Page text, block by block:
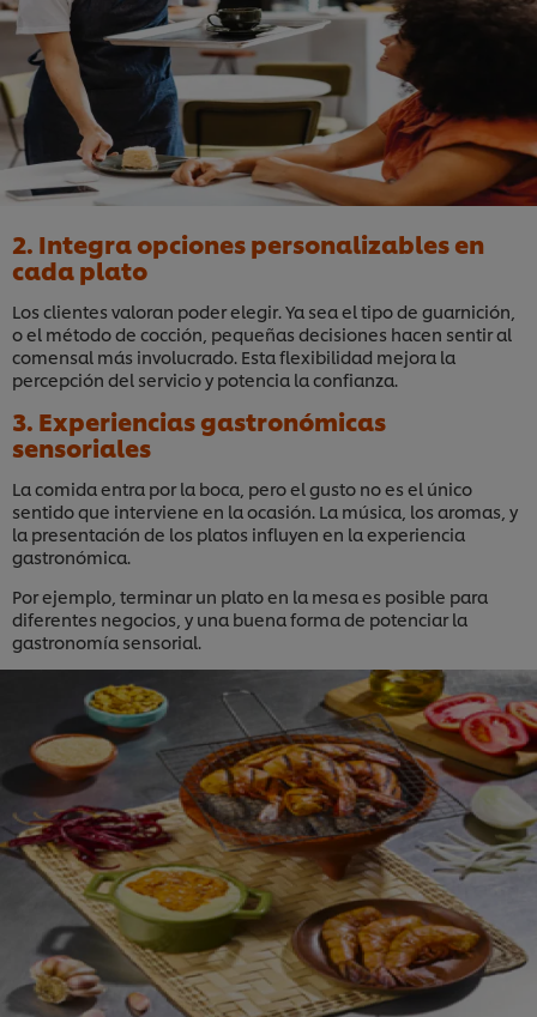
2. Integra opciones personalizables en
cada plato
Los clientes valoran poder elegir. Ya sea el tipo de guarnición,
o el método de cocción, pequeñas decisiones hacen sentir al
comensal más involucrado. Esta flexibilidad mejora la
percepción del servicio y potencia la confianza.
3. Experiencias gastronómicas
sensoriales
La comida entra por la boca, pero el gusto no es el único
sentido que interviene en la ocasión. La música, los aromas, y
la presentación de los platos influyen en la experiencia
gastronómica.
Por ejemplo, terminar un plato en la mesa es posible para
diferentes negocios, y una buena forma de potenciar la
gastronomía sensorial.